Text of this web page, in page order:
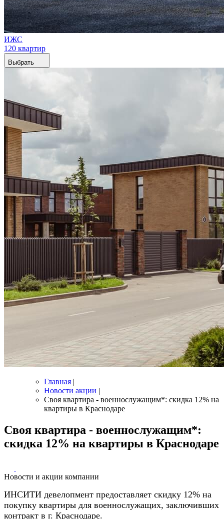
ИЖС
120 квартир
Выбрать
Главная |
Новости акции |
Своя квартира - военнослужащим*: скидка 12% на
квартиры в Краснодаре
Своя квартира - военнослужащим*:
скидка 12% на квартиры в Краснодаре
Новости и акции компании
ИНСИТИ девелопмент предоставляет скидку 12% на
покупку квартиры для военнослужащих, заключивших
контракт в г. Краснодаре.